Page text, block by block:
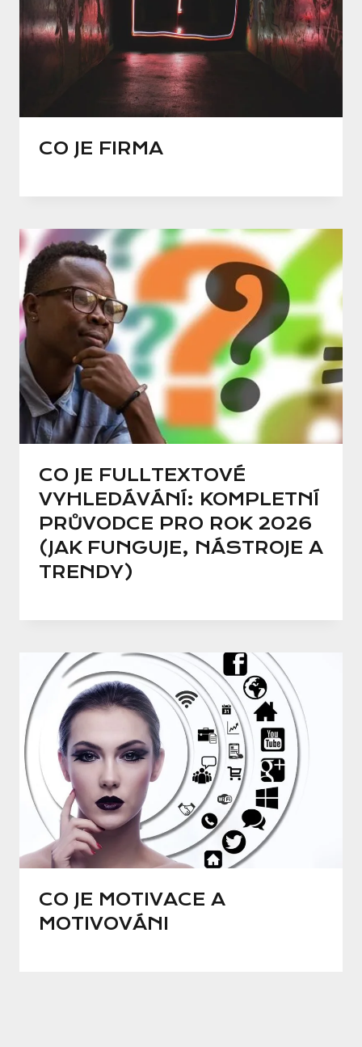
CO JE FIRMA
CO JE FULLTEXTOVÉ
VYHLEDÁVÁNÍ: KOMPLETNÍ
PRŮVODCE PRO ROK 2026
(JAK FUNGUJE, NÁSTROJE A
TRENDY)
CO JE MOTIVACE A
MOTIVOVÁNI